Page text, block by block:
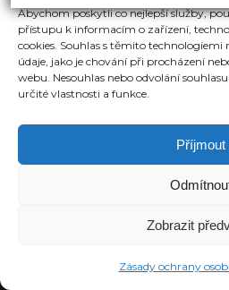
Abychom poskytli co nejlepší služby,
přístupu k informacím o zařízení,
cookies. Souhlas s těmito
údaje, jako je chování při procházení
webu. Nesouhlas nebo odvolání
určité vlastnosti a funkce.
Příjmout
Zobrazit
Zásady ochrany